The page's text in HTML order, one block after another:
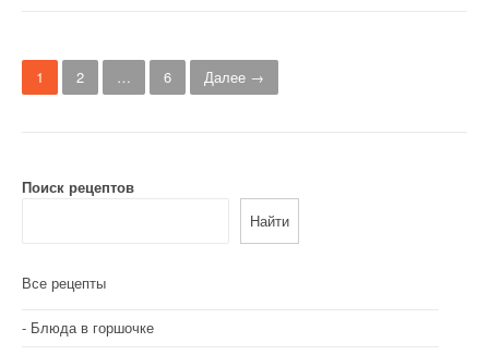
Н
а
и
ц
и
1 2 … 6 Далее →
Поиск рецептов
Найти
Все рецепты
Блюда в горшочке